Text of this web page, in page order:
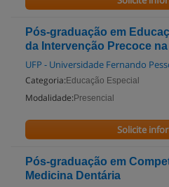
Pós-graduação em
da Intervenção Precoce
UFP - Universidade Fernando
Categoria: Educação Especial
Modalidade: Presencial
Solicite
Pós-graduação em
Medicina Dentária